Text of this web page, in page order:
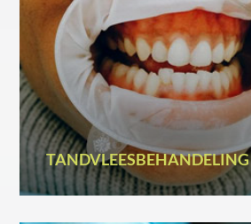
TANDVLEESBEHANDELING